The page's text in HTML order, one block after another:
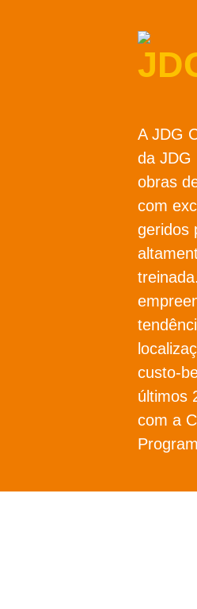
A JDG
da JDG
obras
com
geridos
custo-
últimos
com a